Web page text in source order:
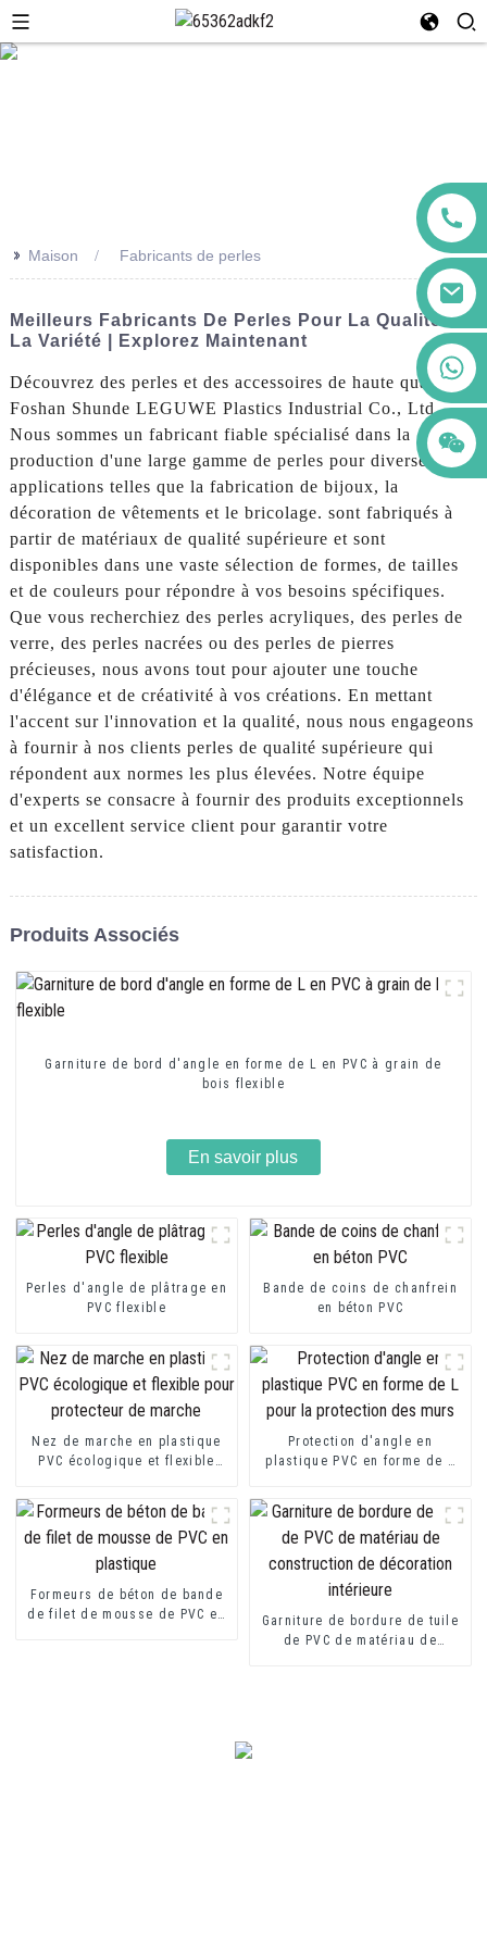
>> Maison Fabricants de perles
Meilleurs Fabricants De Perles Pour La Qualité Et
La Variété | Explorez Maintenant
Découvrez des perles et des accessoires de haute qualité de
Foshan Shunde LEGUWE Plastics Industrial Co., Ltd.
Nous sommes un fabricant fiable spécialisé dans la
production d'une large gamme de perles pour diverses
applications telles que la fabrication de bijoux, la
décoration de vêtements et le bricolage. sont fabriqués à
partir de matériaux de qualité supérieure et sont
disponibles dans une vaste sélection de formes, de tailles
et de couleurs pour répondre à vos besoins spécifiques.
Que vous recherchiez des perles acryliques, des perles de
verre, des perles nacrées ou des perles de pierres
précieuses, nous avons tout pour ajouter une touche
d'élégance et de créativité à vos créations. En mettant
l'accent sur l'innovation et la qualité, nous nous engageons
à fournir à nos clients perles de qualité supérieure qui
répondent aux normes les plus élevées. Notre équipe
d'experts se consacre à fournir des produits exceptionnels
et un excellent service client pour garantir votre
satisfaction.
Produits Associés
Garniture de bord d'angle en forme de L en PVC à grain de
bois flexible
En savoir plus
Perles d'angle de plâtrage en
PVC flexible
Bande de coins de chanfrein
en béton PVC
Nez de marche en plastique
PVC écologique et flexible
Protection d'angle en
plastique PVC en forme de L
Formeurs de béton de bande
de filet de mousse de PVC en
Garniture de bordure de tuile
de PVC de matériau de